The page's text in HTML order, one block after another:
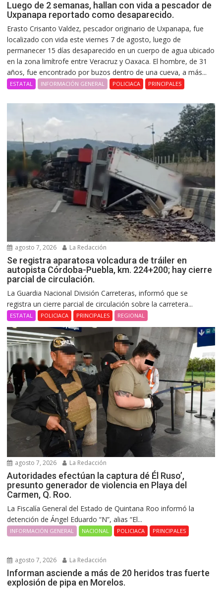
Luego de 2 semanas, hallan con vida a pescador de
Uxpanapa reportado como desaparecido.
Erasto Crisanto Valdez, pescador originario de Uxpanapa, fue
localizado con vida este viernes 7 de agosto, luego de
permanecer 15 días desaparecido en un cuerpo de agua ubicado
en la zona limítrofe entre Veracruz y Oaxaca. El hombre, de 31
años, fue encontrado por buzos dentro de una cueva, a más...
ESTATAL INFORMACIÓN GENERAL POLICIACA PRINCIPALES
agosto 7, 2026 La Redacción
Se registra aparatosa volcadura de tráiler en
autopista Córdoba-Puebla, km. 224+200; hay cierre
parcial de circulación.
La Guardia Nacional División Carreteras, informó que se
registra un cierre parcial de circulación sobre la carretera...
ESTATAL POLICIACA PRINCIPALES REGIONAL
agosto 7, 2026 La Redacción
Autoridades efectúan la captura dé Él Ruso’,
presunto generador de violencia en Playa del
Carmen, Q. Roo.
La Fiscalía General del Estado de Quintana Roo informó la
detención de Ángel Eduardo “N”, alias “El...
INFORMACIÓN GENERAL NACIONAL POLICIACA PRINCIPALES
agosto 7, 2026 La Redacción
Informan asciende a más de 20 heridos tras fuerte
explosión de pipa en Morelos.